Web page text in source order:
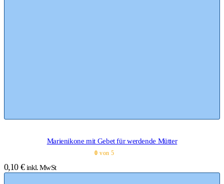
Marienikone mit Gebet für werdende Mütter
0 von 5
0,10 € inkl. MwSt